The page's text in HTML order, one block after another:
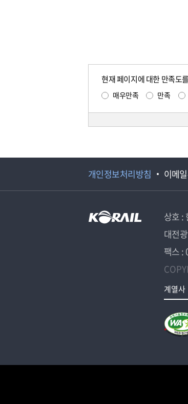
현재 페이지에 대한 만족도
매우만족 만족
개인정보처리방침 이메
상호 :
대전
팩스 :
계열사